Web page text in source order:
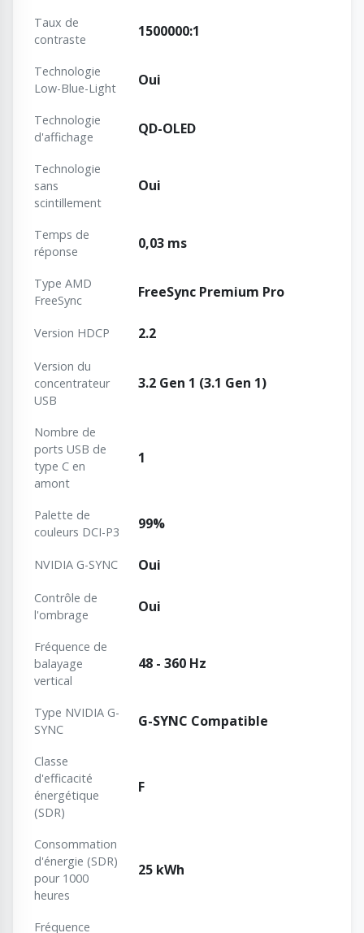
Taux de
contraste
1500000:1
Technologie
Low-Blue-Light
Oui
Technologie
d'affichage
QD-OLED
Technologie
sans
scintillement
Oui
Temps de
réponse
0,03 ms
Type AMD
FreeSync
FreeSync Premium Pro
Version HDCP 2.2
Version du
concentrateur
USB
3.2 Gen 1 (3.1 Gen 1)
Nombre de
ports USB de
type C en
amont
1
Palette de
couleurs DCI-P3
99%
NVIDIA G-SYNC Oui
Contrôle de
l'ombrage
Oui
Fréquence de
balayage
vertical
48 - 360 Hz
Type NVIDIA G-
SYNC
G-SYNC Compatible
Classe
d'efficacité
énergétique
(SDR)
F
Consommation
d'énergie (SDR)
pour 1000
heures
25 kWh
Fréquence